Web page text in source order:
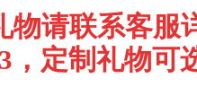
物请联系客服
，定制礼物可